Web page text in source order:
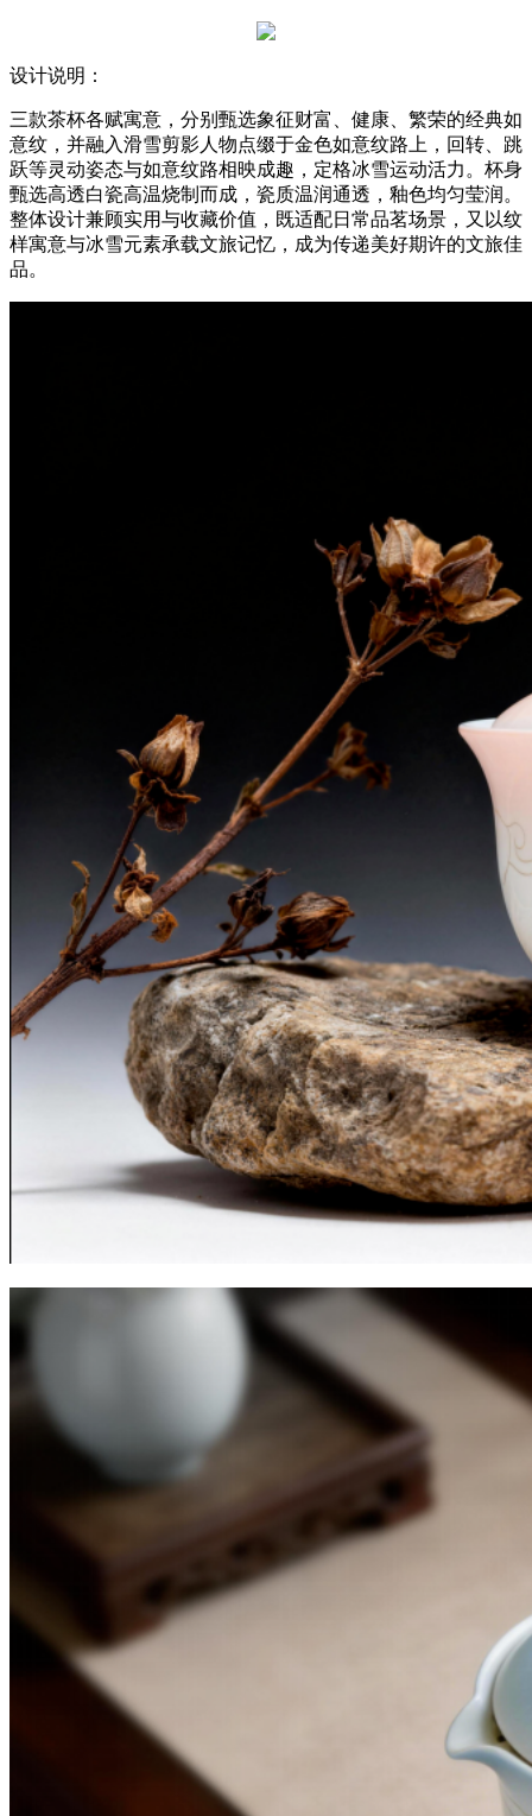
设计说明：
三款茶杯各赋寓意，分别甄选象征财富、健康、繁荣的经典如
意纹，并融入滑雪剪影人物点缀于金色如意纹路上，回转、跳
跃等灵动姿态与如意纹路相映成趣，定格冰雪运动活力。杯身
甄选高透白瓷高温烧制而成，瓷质温润通透，釉色均匀莹润。
整体设计兼顾实用与收藏价值，既适配日常品茗场景，又以纹
样寓意与冰雪元素承载文旅记忆，成为传递美好期许的文旅佳
品。